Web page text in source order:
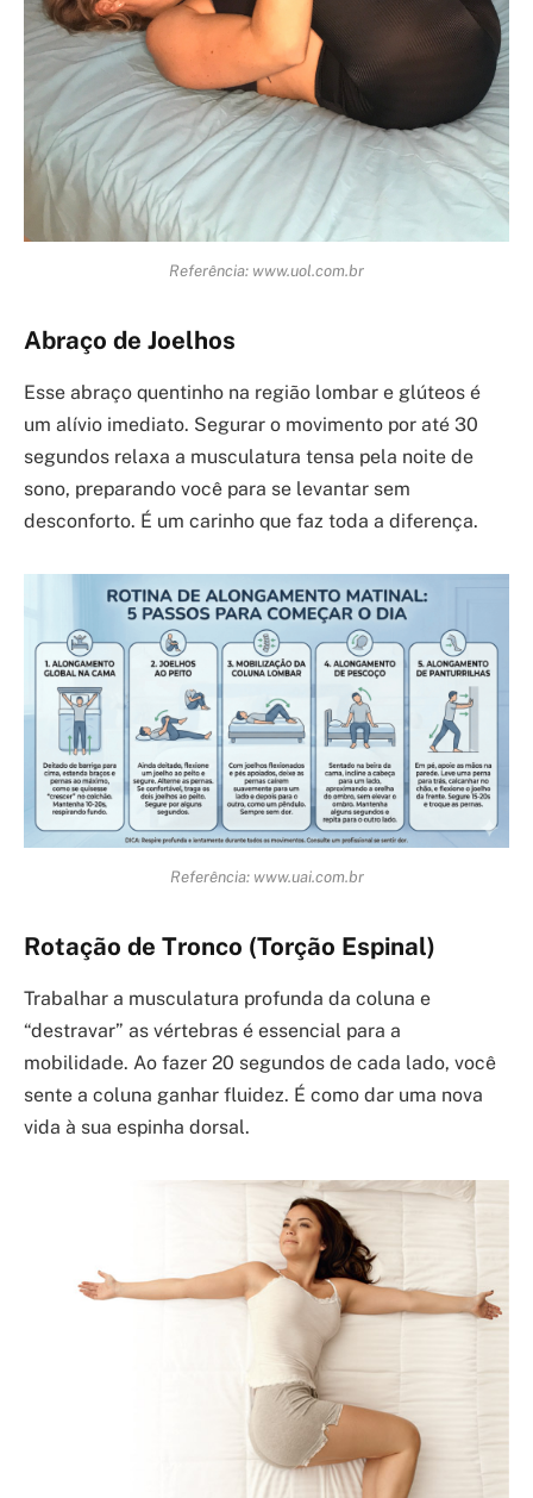
Referência: www.uol.com.br
Abraço de Joelhos
Esse abraço quentinho na região lombar e glúteos é
um alívio imediato. Segurar o movimento por até 30
segundos relaxa a musculatura tensa pela noite de
sono, preparando você para se levantar sem
desconforto. É um carinho que faz toda a diferença.
Referência: www.uai.com.br
Rotação de Tronco (Torção Espinal)
Trabalhar a musculatura profunda da coluna e
“destravar” as vértebras é essencial para a
mobilidade. Ao fazer 20 segundos de cada lado, você
sente a coluna ganhar fluidez. É como dar uma nova
vida à sua espinha dorsal.